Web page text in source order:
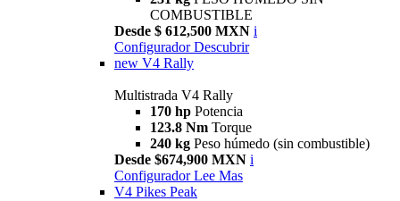
COMBUSTIBLE
Desde $ 612,500 MXN i
Configurador Descubrir
new V4 Rally
Multistrada V4 Rally
170 hp Potencia
123.8 Nm Torque
240 kg Peso húmedo (sin combustible)
Desde $674,900 MXN i
Configurador Lee Mas
V4 Pikes Peak